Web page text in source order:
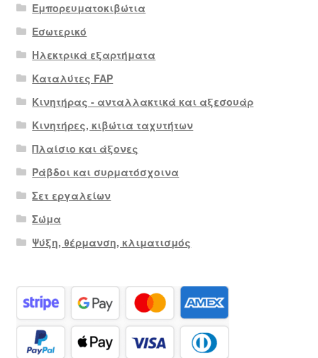
Εμπορευματοκιβώτια
Εσωτερικό
Ηλεκτρικά εξαρτήματα
Καταλύτες FAP
Κινητήρας - ανταλλακτικά και αξεσουάρ
Κινητήρες, κιβώτια ταχυτήτων
Πλαίσιο και άξονες
Ράβδοι και συρματόσχοινα
Σετ εργαλείων
Σώμα
Ψύξη, θέρμανση, κλιματισμός